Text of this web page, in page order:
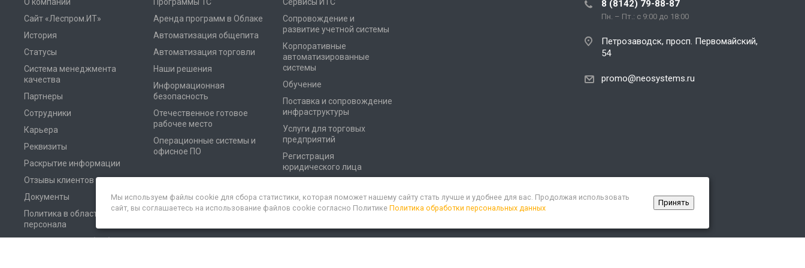
Сайт «Леспром.ИТ»
История
Статусы
Система менеджмента
качества
Партнеры
Сотрудники
Карьера
Реквизиты
Раскрытие информации
Отзывы клиентов
Документы
Политика в области
персонала
Аренда программ в Облаке
Автоматизация общепита
Автоматизация торговли
Наши решения
Информационная
безопасность
Отечественное готовое
рабочее место
Операционные системы и
офисное ПО
Сопровождение и
развитие учетной системы
Корпоративные
автоматизированные
системы
Обучение
Поставка и сопровождение
инфраструктуры
Услуги для торговых
предприятий
Регистрация
юридического лица
8 (8142) 79-88-87
Пн. – Пт.: с 9:00 до 18:00
Петрозаводск, просп. Первомайский,
54
promo@neosystems.ru
Мы используем файлы cookie для сбора статистики, которая поможет нашему сайту стать лучше и удобнее для вас. Продолжая использовать
сайт, вы соглашаетесь на использование файлов cookie согласно Политике Политика обработки персональных данных
Принять